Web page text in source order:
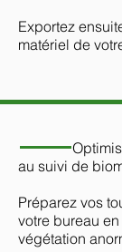
Exportez
matériel de
Optimisez
au suivi de
Préparez vos
votre bureau
végétation